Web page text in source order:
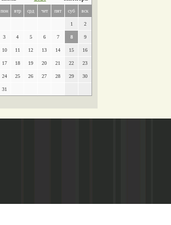
пон втр срд чет пят суб вск
1 2
3 4 5 6 7 8 9
10 11 12 13 14 15 16
17 18 19 20 21 22 23
24 25 26 27 28 29 30
31